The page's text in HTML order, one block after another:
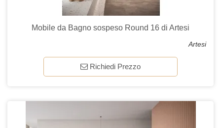
Mobile da Bagno sospeso Round 16 di Artesi
Artesi
Richiedi Prezzo